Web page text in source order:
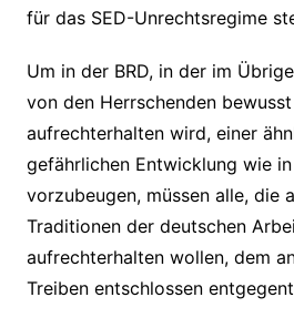
für das SED-Unrechtsregime
Um in der BRD, in der im
von den Herrschenden
aufrechterhalten wird, einer
gefährlichen Entwicklung wie
vorzubeugen, müssen alle, die
Traditionen der deutschen
aufrechterhalten wollen, dem
Treiben entschlossen